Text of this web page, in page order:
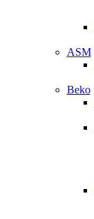
ASM
Beko